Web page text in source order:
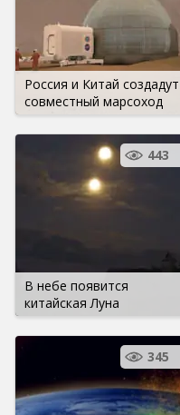
Россия и Китай создадут
совместный марсоход
В небе появится
китайская Луна
443
345